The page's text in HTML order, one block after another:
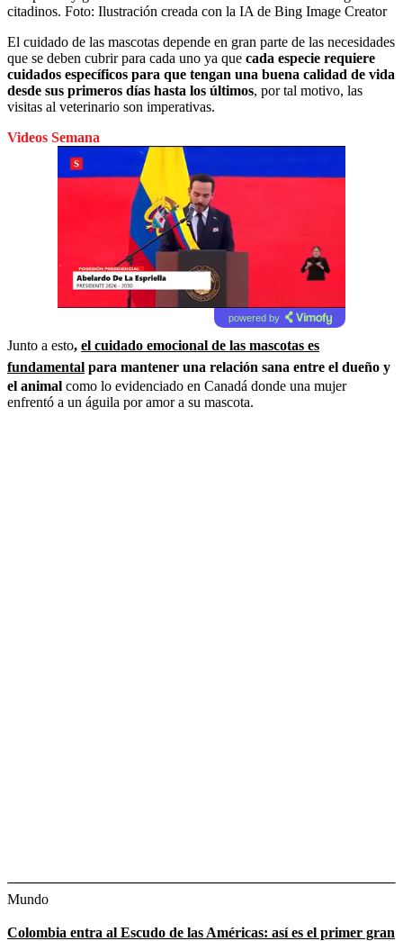
citadinos. Foto: Ilustración creada con la IA de Bing Image Creator
El cuidado de las mascotas depende en gran parte de las necesidades
que se deben cubrir para cada uno ya que cada especie requiere
cuidados específicos para que tengan una buena calidad de vida
desde sus primeros días hasta los últimos, por tal motivo, las
visitas al veterinario son imperativas.
Videos Semana
powered by
Junto a esto, el cuidado emocional de las mascotas es
fundamental para mantener una relación sana entre el dueño y
el animal como lo evidenciado en Canadá donde una mujer
enfrentó a un águila por amor a su mascota.
Mundo
Colombia entra al Escudo de las Américas: así es el primer gran